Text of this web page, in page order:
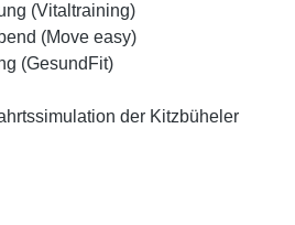
(Vitaltraining)
(Move easy)
(GesundFit)
der Kitzbüheler